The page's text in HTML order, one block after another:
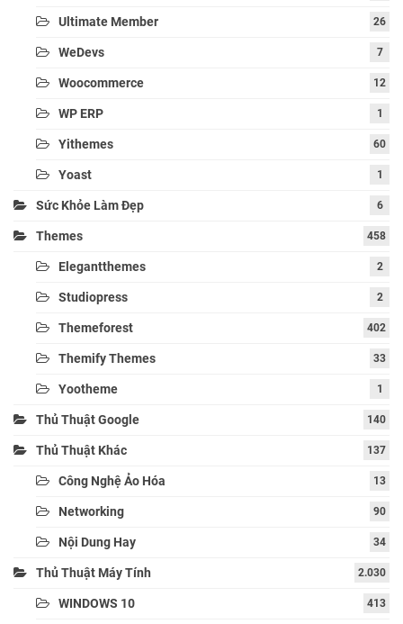
Ultimate Member 26
WeDevs 7
Woocommerce 12
WP ERP 1
Yithemes 60
Yoast 1
Sức Khỏe Làm Đẹp 6
Themes 458
Elegantthemes 2
Studiopress 2
Themeforest 402
Themify Themes 33
Yootheme 1
Thủ Thuật Google 140
Thủ Thuật Khác 137
Công Nghệ Ảo Hóa 13
Networking 90
Nội Dung Hay 34
Thủ Thuật Máy Tính 2.030
WINDOWS 10 413